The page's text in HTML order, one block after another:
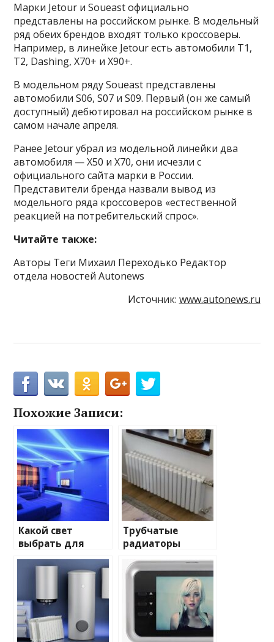
Марки Jetour и Soueast официально
представлены на российском рынке. В модельный
ряд обеих брендов входят только кроссоверы.
Например, в линейке Jetour есть автомобили T1,
T2, Dashing, X70+ и X90+.
В модельном ряду Soueast представлены
автомобили S06, S07 и S09. Первый (он же самый
доступный) дебютировал на российском рынке в
самом начале апреля.
Ранее Jetour убрал из модельной линейки два
автомобиля — X50 и X70, они исчезли с
официального сайта марки в России.
Представители бренда назвали вывод из
модельного ряда кроссоверов «естественной
реакцией на потребительский спрос».
Читайте также:
Авторы Теги Михаил Переходько Редактор
отдела новостей Autonews
Источник: www.autonews.ru
Похожие Записи:
Какой свет
выбрать для
домашнего
освещения
Трубчатые
радиаторы
отопления: виды
и характеристики